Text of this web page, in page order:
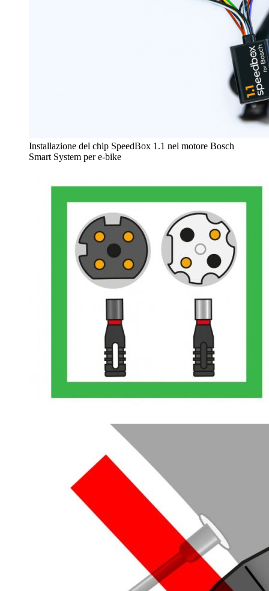
Installazione del chip SpeedBox 1.1 nel motore Bosch
Smart System per e-bike